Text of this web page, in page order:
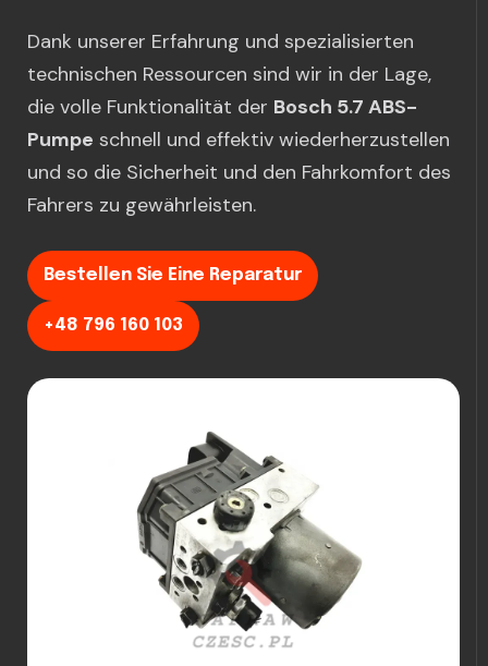
Dank unserer Erfahrung und spezialisierten
technischen Ressourcen sind wir in der Lage,
die volle Funktionalität der Bosch 5.7 ABS-
Pumpe schnell und effektiv wiederherzustellen
und so die Sicherheit und den Fahrkomfort des
Fahrers zu gewährleisten.
Bestellen Sie Eine Reparatur
+48 796 160 103